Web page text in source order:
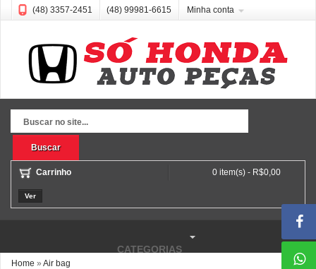
(48) 3357-2451 (48) 99981-6615 Minha conta
Buscar
Carrinho 0 item(s) - R$0,00
Ver
CATEGORIAS
Home » Air bag